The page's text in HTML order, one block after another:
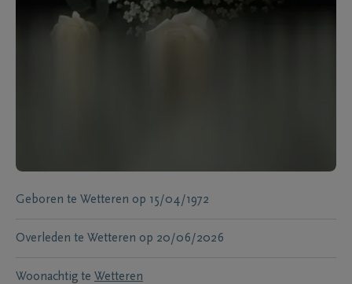
Geboren te Wetteren op 15/04/1972
Overleden te Wetteren op 20/06/2026
Woonachtig te Wetteren